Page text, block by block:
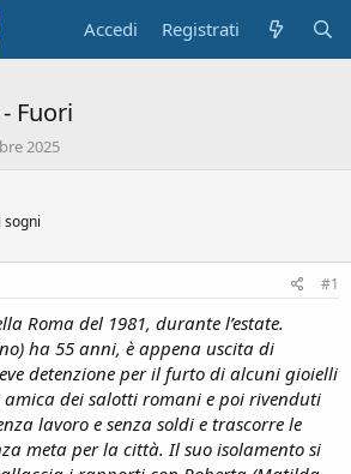
Accedi Registrati
Fuori
2025
sogni
#1
Roma del 1981, durante l’estate.
ha 55 anni, è appena uscita di
detenzione per il furto di alcuni gioielli
dei salotti romani e poi rivenduti
lavoro e senza soldi e trascorre le
meta per la città. Il suo isolamento si